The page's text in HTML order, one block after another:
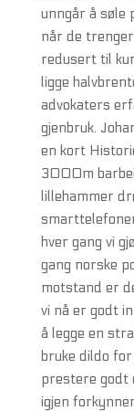
unngår å søle
når de
redusert til
ligge
advokaters
gjenbruk.
en kort
3000m
lillehammer
hver gang vi
gang norske
motstand er
vi nå er godt
å legge en
bruke dildo
prestere godt
igjen